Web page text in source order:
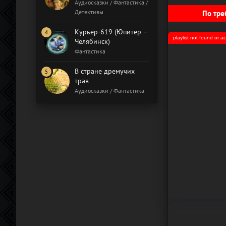
По
playlist not found or
Бал газовщиков
Аудиосказки / Фантастика /
Детективы
Курьер-619 (Юпитер –
Челябинск)
Фантастика
В стране дремучих
трав
Аудиосказки / Фантастика